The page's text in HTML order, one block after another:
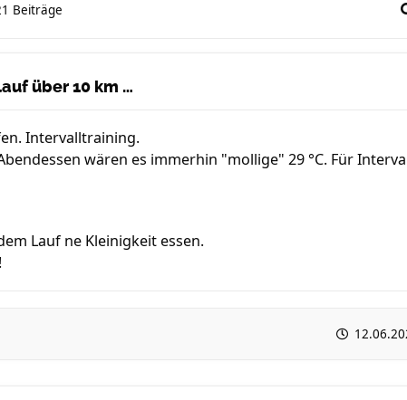
Beiträge
über 10 km …
Intervalltraining.
wären es immerhin "mollige" 29 °C. Für
Lauf ne Kleinigkeit essen.